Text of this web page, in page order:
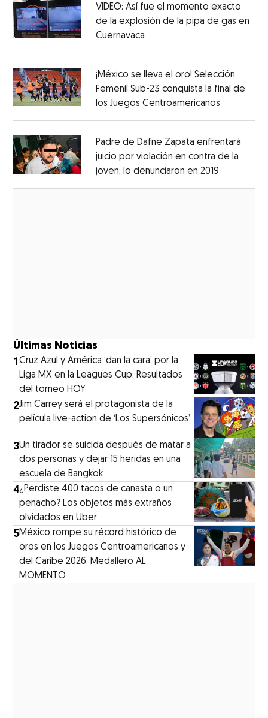
VIDEO: Así fue el momento exacto
de la explosión de la pipa de gas en
Cuernavaca
¡México se lleva el oro! Selección
Femenil Sub-23 conquista la final de
los Juegos Centroamericanos
Padre de Dafne Zapata enfrentará
juicio por violación en contra de la
joven; lo denunciaron en 2019
Últimas Noticias
1Cruz Azul y América ‘dan la cara’ por la
Liga MX en la Leagues Cup: Resultados
del torneo HOY
2Jim Carrey será el protagonista de la
película live-action de ‘Los Supersónicos’
3Un tirador se suicida después de matar a
dos personas y dejar 15 heridas en una
escuela de Bangkok
4¿Perdiste 400 tacos de canasta o un
penacho? Los objetos más extraños
olvidados en Uber
5México rompe su récord histórico de
oros en los Juegos Centroamericanos y
del Caribe 2026: Medallero AL
MOMENTO